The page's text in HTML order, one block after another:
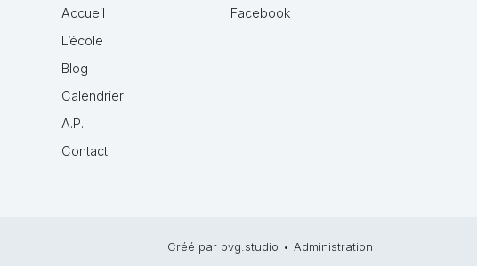
Accueil
L’école
Blog
Calendrier
A.P.
Contact
Facebook
Créé par bvg.studio • Administration